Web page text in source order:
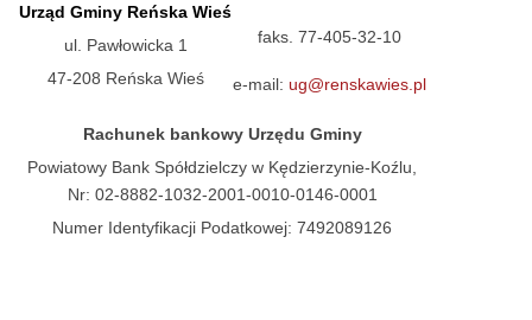
Urząd Gminy Reńska Wieś
ul. Pawłowicka 1
47-208 Reńska Wieś
faks. 77-405-32-10
e-mail: ug@renskawies.pl
Rachunek bankowy Urzędu Gminy
Powiatowy Bank Spółdzielczy w Kędzierzynie-Koźlu,
Nr: 02-8882-1032-2001-0010-0146-0001
Numer Identyfikacji Podatkowej: 7492089126